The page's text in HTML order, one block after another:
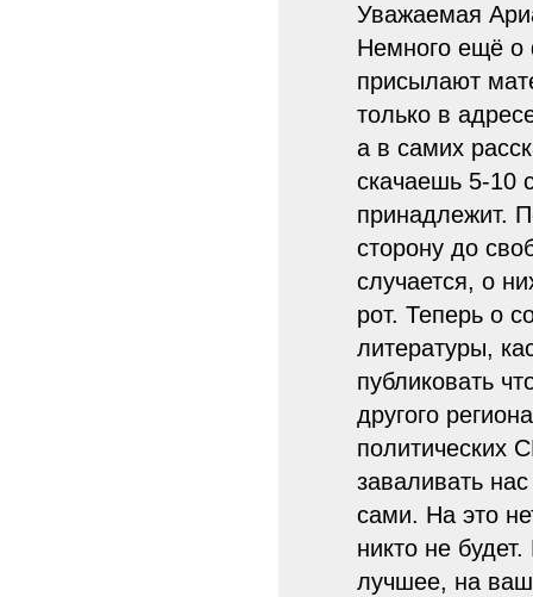
Уважаемая
Немного ещё о
присылают
только в
а в самих
скачаешь 5-10
принадлежит.
сторону до
случается, о
рот. Теперь о
литературы,
публиковать
другого
политических
заваливать
сами. На это
никто не
лучшее, на ваш